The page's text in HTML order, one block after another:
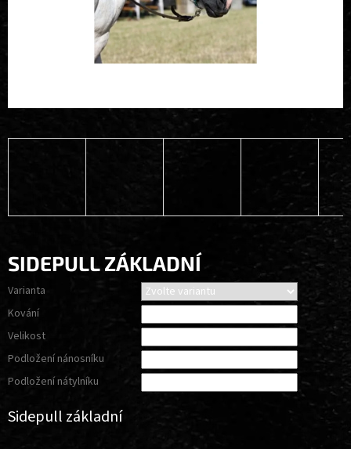
SIDEPULL ZÁKLADNÍ
Varianta
Kování
Velikost
Podložení nánosníku
Podložení nátylníku
Sidepull základní